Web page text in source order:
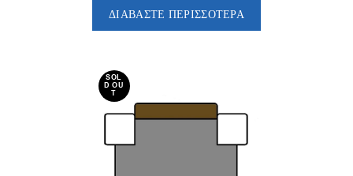
ΔΙΑΒΆΣΤΕ ΠΕΡΙΣΣΌΤΕΡΑ
SOL
D OU
T